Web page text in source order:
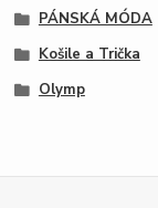
PÁNSKÁ MÓDA
Košile a Trička
Olymp